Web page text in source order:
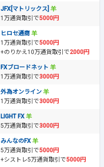
JFX[マトリックス]
1万通貨取引で5000円
ヒロセ通商
1万通貨取引で5000円
+のりかえ10万通貨取引で2000円
FXブロードネット
1万通貨取引で3000円
外為オンライン
1万通貨取引で3000円
LIGHT FX
5万通貨取引で3000円
みんなのFX
5万通貨取引で5000円
+シストレ5万通貨取引で5000円